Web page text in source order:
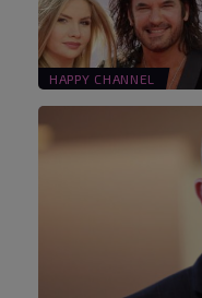
HAPPY CHANNEL